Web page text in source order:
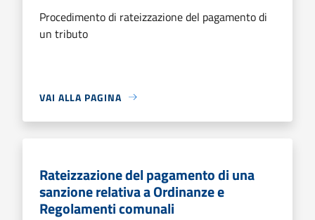
Procedimento di rateizzazione del pagamento di
un tributo
VAI ALLA PAGINA
Rateizzazione del pagamento di una
sanzione relativa a Ordinanze e
Regolamenti comunali